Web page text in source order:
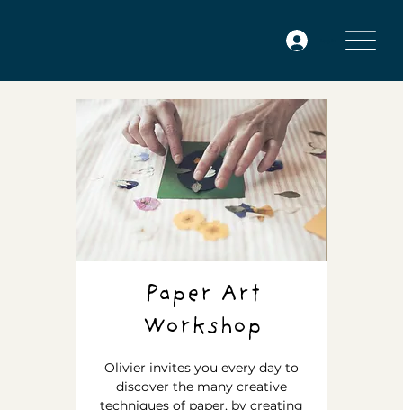
Paper Art
Workshop
Olivier invites you every day to
discover the many creative
techniques of paper, by creating